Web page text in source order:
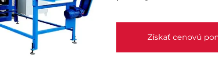
Získať cenovú